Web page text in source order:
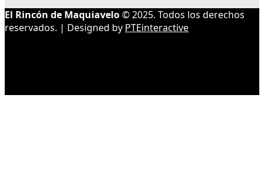
El Rincón de Maquiavelo© 2025. Todos los derechos
reservados. | Designed by PTEinteractive